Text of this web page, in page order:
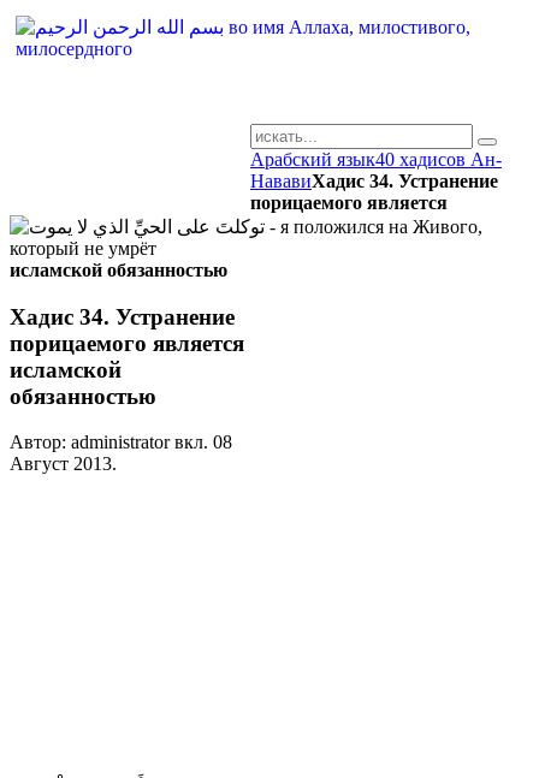
Арабский язык40 хадисов Ан-
НававиХадис 34. Устранение
порицаемого является
исламской обязанностью
Хадис 34. Устранение
порицаемого является
исламской
обязанностью
Автор: administrator вкл. 08
Август 2013.